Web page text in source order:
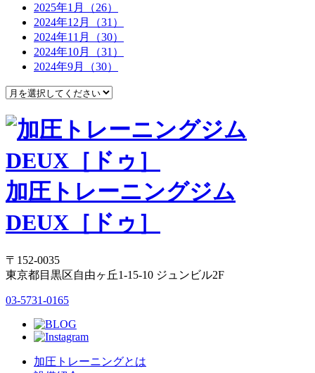
2025年1月（26）
2024年12月（31）
2024年11月（30）
2024年10月（31）
2024年9月（30）
加圧トレーニングジム
DEUX［ドゥ］
〒152-0035
東京都目黒区自由ヶ丘1-15-10 ジュンビル2F
03-5731-0165
加圧トレーニングとは